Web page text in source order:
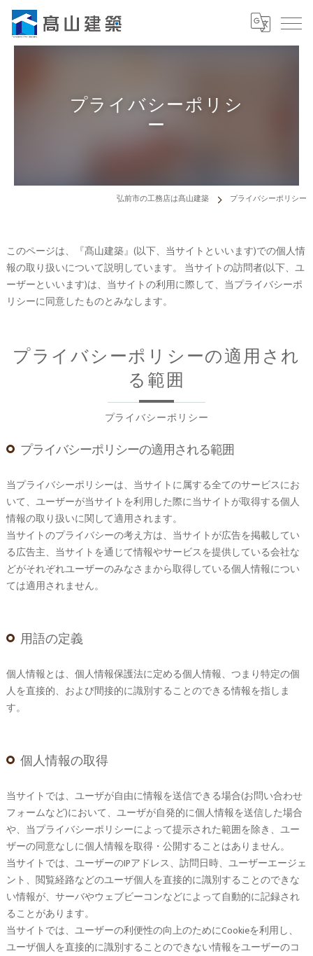
プライバシーポリシ
ー
弘前市の工務店は髙山建築 プライバシーポリシー
このページは、『髙山建築』(以下、当サイトといいます)での個人情
報の取り扱いについて説明しています。 当サイトの訪問者(以下、ユ
ーザーといいます)は、当サイトの利用に際して、当プライバシーポ
リシーに同意したものとみなします。
プライバシーポリシー
プライバシーポリシーの適用され
る範囲
プライバシーポリシーの適用される範囲
当プライバシーポリシーは、当サイトに属する全てのサービスにお
いて、ユーザーが当サイトを利用した際に当サイトが取得する個人
情報の取り扱いに関して適用されます。
当サイトのプライバシーの考え方は、当サイトが広告を掲載してい
る広告主、当サイトを通じて情報やサービスを提供している会社な
どがそれぞれユーザーのみなさまから取得している個人情報につい
ては適用されません。
用語の定義
個人情報とは、個人情報保護法に定める個人情報、つまり特定の個
人を直接的、および間接的に識別することのできる情報を指しま
す。
個人情報の取得
当サイトでは、ユーザが自由に情報を送信できる場合(お問い合わせ
フォームなど)において、ユーザが自発的に個人情報を送信した場合
や、当プライバシーポリシーによって提示された範囲を除き、ユー
ザーの同意なしに個人情報を取得・公開することはありません。
当サイトでは、ユーザーのIPアドレス、訪問日時、ユーザーエージェ
ント、閲覧経路などのユーザ個人を直接的に識別することのできな
い情報が、サーバやウェブビーコンなどによって自動的に記録され
ることがあります。
当サイトでは、ユーザーの利便性の向上のためにCookieを利用し、
ユーザ個人を直接的に識別することのできない情報をユーザーのコ